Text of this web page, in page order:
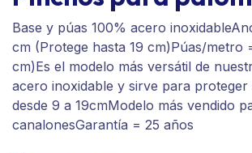
Base y púas 100% acero
cm (Protege hasta 19 cm)Púas/metro
cm)Es el modelo más versátil de
acero inoxidable y sirve para proteger
desde 9 a 19cmModelo más vendido
canalonesGarantía = 25 años